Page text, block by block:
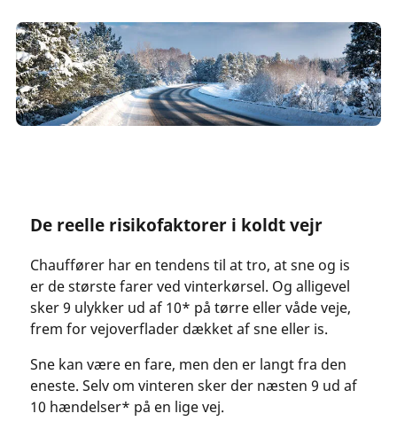
De reelle risikofaktorer i koldt vejr
Chauffører har en tendens til at tro, at sne og is
er de største farer ved vinterkørsel. Og alligevel
sker 9 ulykker ud af 10* på tørre eller våde veje,
frem for vejoverflader dækket af sne eller is.
Sne kan være en fare, men den er langt fra den
eneste. Selv om vinteren sker der næsten 9 ud af
10 hændelser* på en lige vej.